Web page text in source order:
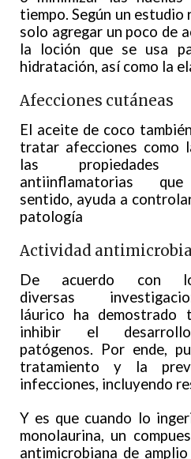
tiempo. Según un
solo agregar un poco de
la loción que se usa
hidratación, así como la
Afecciones cutáneas
El aceite de coco
tratar afecciones como
las propiedades
antiinflamatorias
sentido, ayuda a
patología
Actividad
De acuerdo con
diversas
láurico ha demostrado
inhibir el
patógenos. Por ende,
tratamiento y la
infecciones, incluyendo
Y es que cuando lo
monolaurina, un
antimicrobiana de